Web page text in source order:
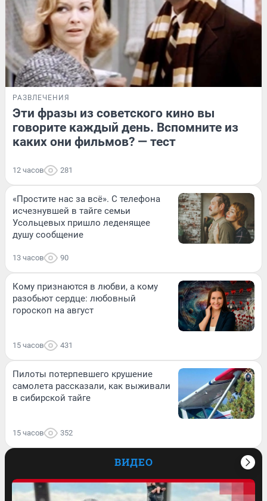
РАЗВЛЕЧЕНИЯ
Эти фразы из советского кино вы
говорите каждый день. Вспомните из
каких они фильмов? — тест
12 часов 281
«Простите нас за всё». С телефона
исчезнувшей в тайге семьи
Усольцевых пришло леденящее
душу сообщение
13 часов 90
Кому признаются в любви, а кому
разобьют сердце: любовный
гороскоп на август
15 часов 431
Пилоты потерпевшего крушение
самолета рассказали, как выживали
в сибирской тайге
15 часов 352
ВИДЕО